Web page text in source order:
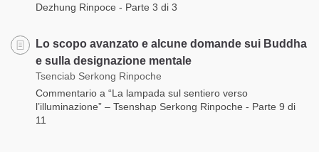
Dezhung Rinpoce - Parte 3 di 3
Lo scopo avanzato e alcune domande sui Buddha
e sulla designazione mentale
Tsenciab Serkong Rinpoche
Commentario a “La lampada sul sentiero verso
l’illuminazione” – Tsenshap Serkong Rinpoche - Parte 9 di
11